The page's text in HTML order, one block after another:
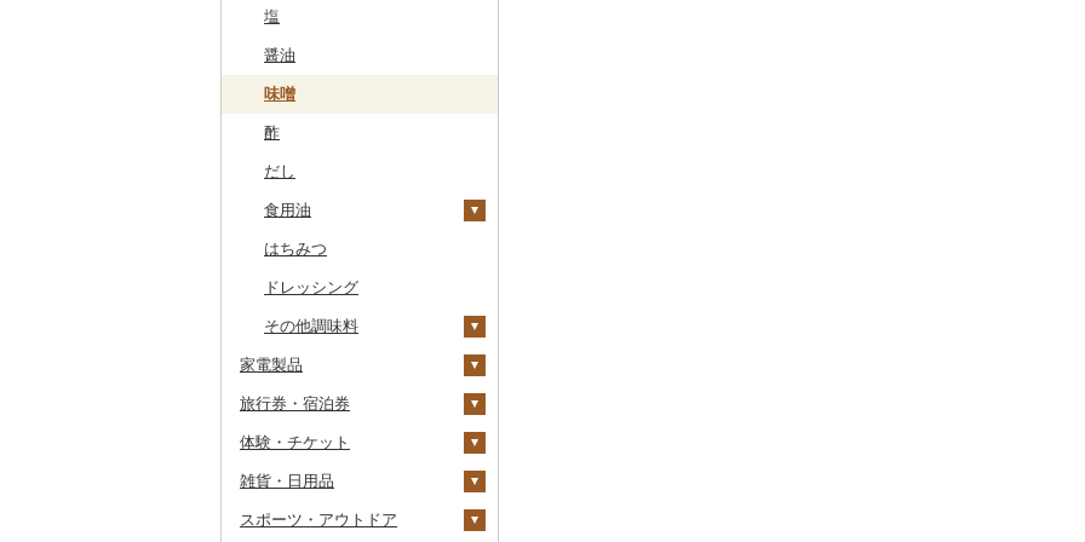
上州牛
飛騨牛
神戸牛・神戸ビーフ
但馬牛
土佐あかうし
佐賀牛
長崎和牛
あか牛
宮崎牛
その他牛肉（精肉）
サザエ
はまぐり
カツオ
金目鯛
くじら
サバ
さんま
鯛
のどぐろ
ふぐ
ブリ
ほっけ
その他鮮魚
わかめ
ひじき
干物
ししゃも
その他干物
その他魚介・加工品
しらす・ちりめん
その他魚介・加工品
ひとめぼれ
ミルキークィーン
その他米
レモン
不知火・デコポン
文旦
まどんな
ポンカン
その他柑橘
すいか
キウイ
柿（カキ）
ドライフルーツ
干し柿
干し芋
その他ドライフルーツ
その他果物
びわ
ブルーベリー
パイナップル
栗
その他果物
レンコン
にんにく・生姜
きのこ
しいたけ
松茸
その他野菜
山菜
茄子
レタス
その他野菜
その他焼酎
赤ワイン
シャンパン・スパーク
リングワイン
ウイスキー
リキュール・洋酒
甘酒
ノンアルコール
その他酒
足柄茶
知覧茶
その他茶
その他果汁飲料
茶葉・ティーバッグ
その他飲料・ジュース
野菜ジュース
炭酸飲料
その他飲料・ジュース
ゼリー
チョコレート
カステラ
アイス・ジェラート
その他洋菓子
煎餅・おかき
羊羹
饅頭
大福
その他和菓子
パスタ
ひやむぎ
そうめん
その他麺
コロッケ
その他惣菜
シチュー
鍋
肉
魚
ピザ
レトルト
スープ
豆腐・納豆
豆腐
納豆
漬物
梅干
キムチ
その他漬物
缶詰・瓶詰
肉
魚
果物
ジャム
その他缶詰・瓶詰
乾物
燻製（スモーク）
おせち
その他加工品
塩
醤油
味噌
酢
だし
食用油
えごま油
オリーブオイル
ごま油
その他食用油
はちみつ
ドレッシング
その他調味料
みりん
ケチャップ
こしょう
その他調味料
家電製品
季節・空調家電
キッチン家電
照明器具
パソコン・周辺機器
旅行券・宿泊券
旅行券
JTBふるさと旅行クー
宿泊券
体験・チケット
PayPay商品券
食事券
雑貨・日用品
家具・インテリア
スポーツ・アウトドア